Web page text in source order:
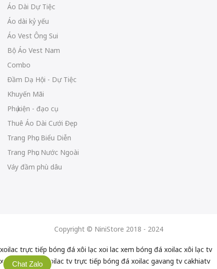
Áo Dài Dự Tiệc
Áo dài kỷ yếu
Áo Vest Ông Sui
Bộ Áo Vest Nam
Combo
Đầm Dạ Hội - Dự Tiệc
Khuyến Mãi
Phụ kiện - đạo cụ
Thuê Áo Dài Cưới Đẹp
Trang Phục Biểu Diễn
Trang Phục Nước Ngoài
Váy đầm phù dâu
Copyright © NiniStore 2018 - 2024
Chat Zalo
xoilac trực tiếp bóng đá xôi lạc xoi lac xem bóng đá xoilac xôi lạc tv
xoilactv xoilac xoilac tv trực tiếp bóng đá xoilac gavang tv cakhiatv